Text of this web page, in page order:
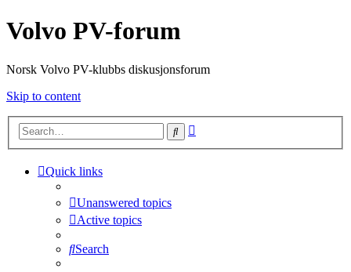
Volvo PV-forum
Norsk Volvo PV-klubbs diskusjonsforum
Skip to content
Search
Quick links
Unanswered topics
Active topics
Search